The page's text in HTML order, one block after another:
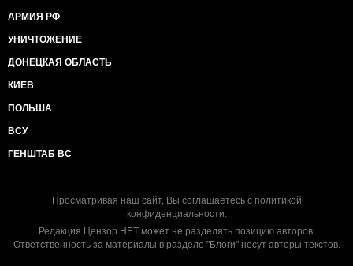
АРМИЯ РФ
УНИЧТОЖЕНИЕ
ДОНЕЦКАЯ ОБЛАСТЬ
КИЕВ
ПОЛЬША
ВСУ
ГЕНШТАБ ВС
Просматривая наш сайт, Вы соглашаетесь с политикой
конфиденциальности.
Редакция Цензор.НЕТ может не разделять позицию авторов.
Ответственность за материалы в разделе "Блоги" несут авторы текстов.